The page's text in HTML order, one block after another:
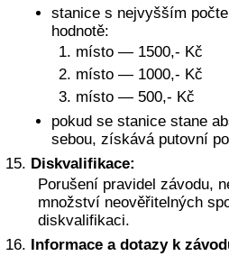
stanice s nejvyšším
hodnotě:
1. místo — 1500,- Kč
2. místo — 1000,- Kč
3. místo — 500,- Kč
pokud se stanice stane
sebou, získává putovní
Diskvalifikace:
Porušení pravidel závodu,
množství neověřitelných
diskvalifikaci.
Informace a dotazy k